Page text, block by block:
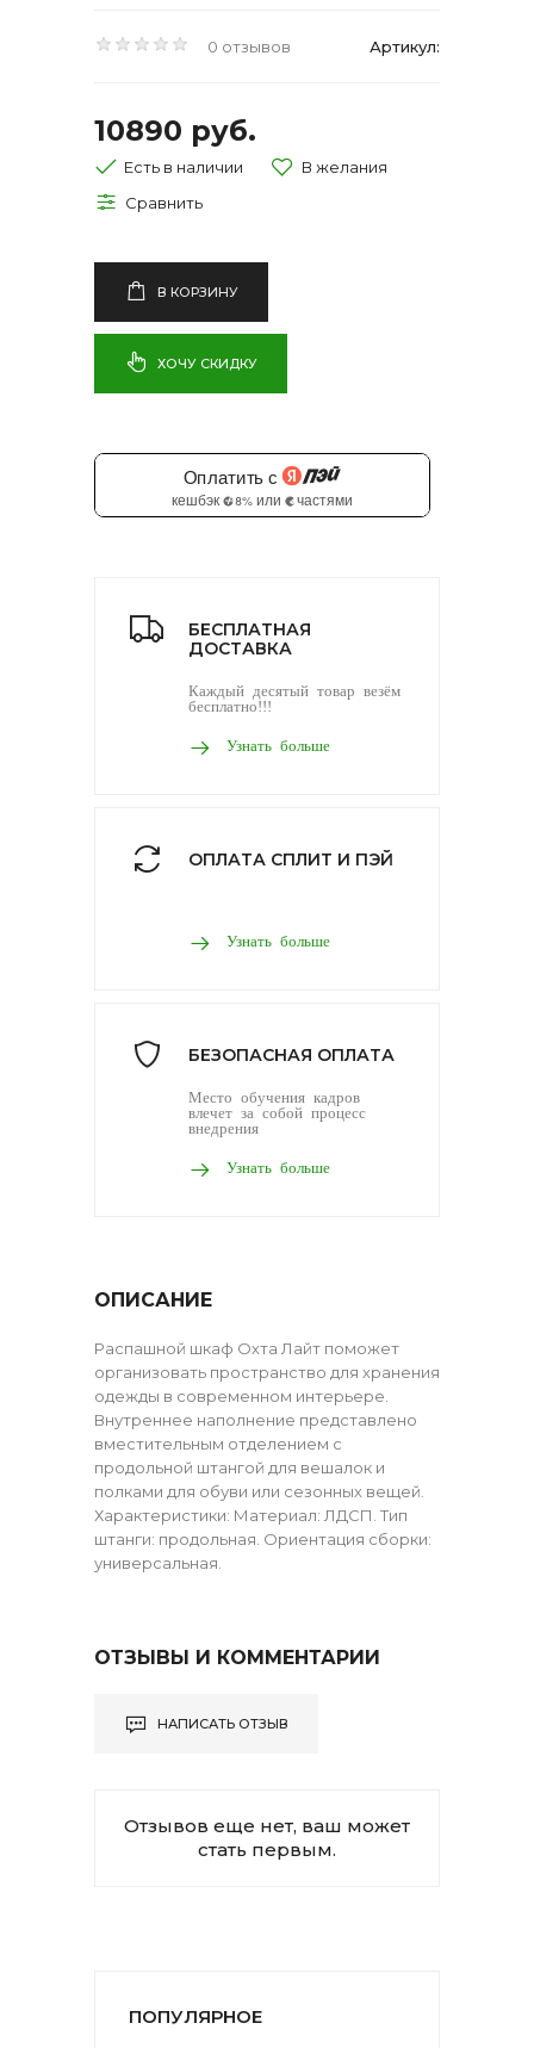
0 отзывов Артикул:
10890 руб.
Есть в наличии
В КОРЗИНУ
ХОЧУ СКИДКУ
БЕСПЛАТНАЯ
ДОСТАВКА
Каждый десятый товар везём
бесплатно!!!
Узнать больше
ОПЛАТА СПЛИТ И ПЭЙ
Узнать больше
БЕЗОПАСНАЯ ОПЛАТА
Место обучения кадров
влечет за собой процесс
внедрения
Узнать больше
ОПИСАНИЕ
Распашной шкаф Охта Лайт поможет
организовать пространство для хранения
одежды в современном интерьере.
Внутреннее наполнение представлено
вместительным отделением с
продольной штангой для вешалок и
полками для обуви или сезонных вещей.
Характеристики: Материал: ЛДСП. Тип
штанги: продольная. Ориентация сборки:
универсальная.
ОТЗЫВЫ И КОММЕНТАРИИ
НАПИСАТЬ ОТЗЫВ
Отзывов еще нет, ваш может
стать первым.
ПОПУЛЯРНОЕ